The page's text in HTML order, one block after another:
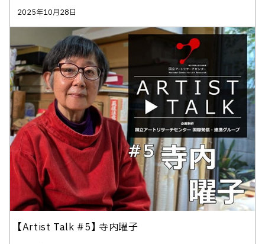
2025年10月28日
【Artist Talk #5】 寺内曜子